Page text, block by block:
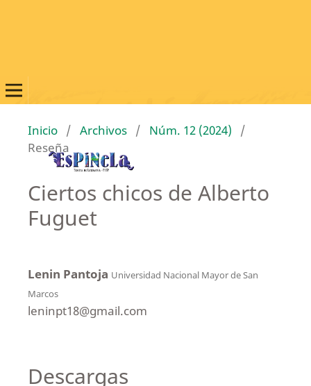
Inicio / Archivos / Núm. 12 (2024)
/
Reseña
Ciertos chicos de Alberto
Fuguet
Lenin Pantoja Universidad Nacional Mayor de San
Marcos
leninpt18@gmail.com
Descargas